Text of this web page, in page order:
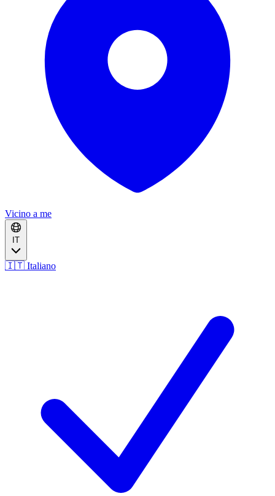
Vicino a me
IT
🇮🇹 Italiano